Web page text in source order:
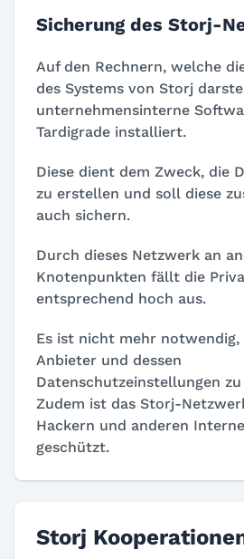
Sicherung des Storj-
Auf den Rechnern, welche
des Systems von Storj
unternehmensinterne
Tardigrade installiert.
Diese dient dem Zweck, die
zu erstellen und soll diese
auch sichern.
Durch dieses Netzwerk an
Knotenpunkten fällt die
entsprechend hoch aus.
Es ist nicht mehr notwendig,
Anbieter und dessen
Datenschutzeinstellungen
Zudem ist das Storj-
Hackern und anderen
geschützt.
Storj